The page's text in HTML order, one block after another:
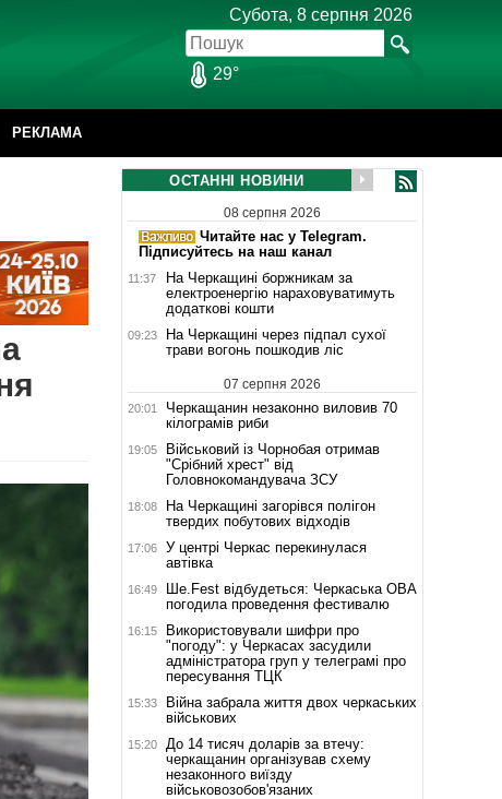
Субота, 8 серпня 2026
29°
РЕКЛАМА
ОСТАННІ НОВИНИ
08 серпня 2026
Читайте нас у Telegram.
Підписуйтесь на наш канал
11:37
На Черкащині боржникам за
електроенергію нараховуватимуть
додаткові кошти
09:23
На Черкащині через підпал сухої
трави вогонь пошкодив ліс
07 серпня 2026
20:01
Черкащанин незаконно виловив 70
кілограмів риби
19:05
Військовий із Чорнобая отримав
"Срібний хрест" від
Головнокомандувача ЗСУ
18:08
На Черкащині загорівся полігон
твердих побутових відходів
17:06
У центрі Черкас перекинулася
автівка
16:49
Ше.Fest відбудеться: Черкаська ОВА
погодила проведення фестивалю
16:15
Використовували шифри про
"погоду": у Черкасах засудили
адміністратора груп у телеграмі про
пересування ТЦК
15:33
Війна забрала життя двох черкаських
військових
15:20
До 14 тисяч доларів за втечу:
черкащанин організував схему
незаконного виїзду
військовозобов'язаних